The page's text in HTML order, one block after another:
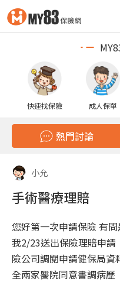
快速找保險 成人保單
熱門討論
小允
手術醫療理賠
您好第一次申請保險 有
我2/23送出保險理賠申
險公司調閱申請健保局
全兩家醫院同意書調病歷